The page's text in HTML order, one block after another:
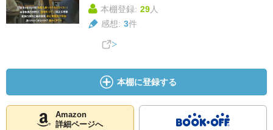
本棚登録: 29人
感想: 3件
本棚に登録する
Amazon
詳細ページへ